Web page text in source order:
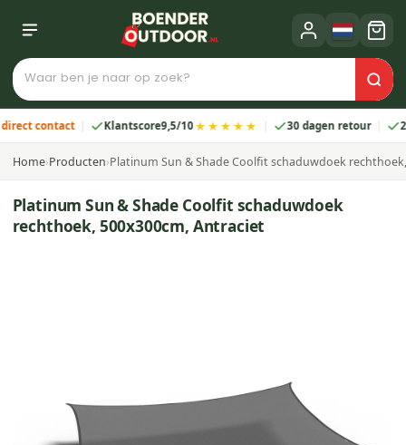
contact Klantscore9,5/10★★★★★ 30 dagen retour 2
Home›Producten›Platinum Sun & Shade Coolfit schaduwdoek
Platinum Sun & Shade Coolfit schaduwdoek
rechthoek, 500x300cm, Antraciet